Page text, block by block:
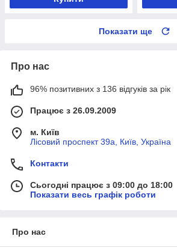
Показати ще
Про нас
96% позитивних з 136 відгуків за рік
Працює з 26.09.2009
м. Київ
Лісовий проспект 39а, Київ, Україна
Контакти
Сьогодні працює з 09:00 до 18:00
Показати весь графік роботи
Про нас